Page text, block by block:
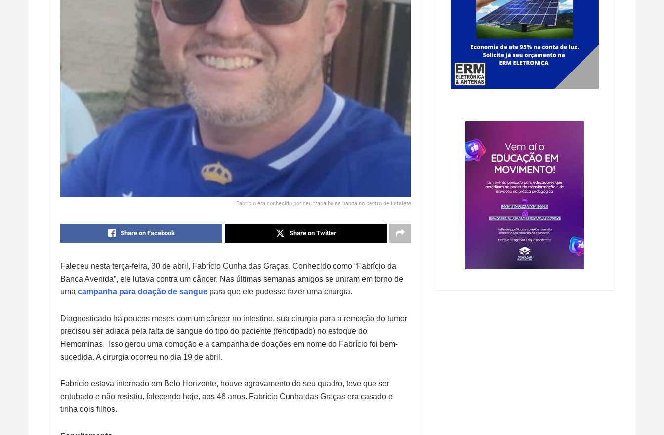
Fabrício era conhecido por seu trabalho na banca no centro de Lafaiete
Share on Facebook Share on Twitter
Faleceu nesta terça-feira, 30 de abril, Fabrício Cunha das Graças. Conhecido como “Fabrício da
Banca Avenida”, ele lutava contra um câncer. Nas últimas semanas amigos se uniram em torno de
uma campanha para doação de sangue para que ele pudesse fazer uma cirurgia.
Diagnosticado há poucos meses com um câncer no intestino, sua cirurgia para a remoção do tumor
precisou ser adiada pela falta de sangue do tipo do paciente (fenotipado) no estoque do
Hemominas. Isso gerou uma comoção e a campanha de doações em nome do Fabrício foi bem-
sucedida. A cirurgia ocorreu no dia 19 de abril.
Fabrício estava internado em Belo Horizonte, houve agravamento do seu quadro, teve que ser
entubado e não resistiu, falecendo hoje, aos 46 anos. Fabrício Cunha das Graças era casado e
tinha dois filhos.